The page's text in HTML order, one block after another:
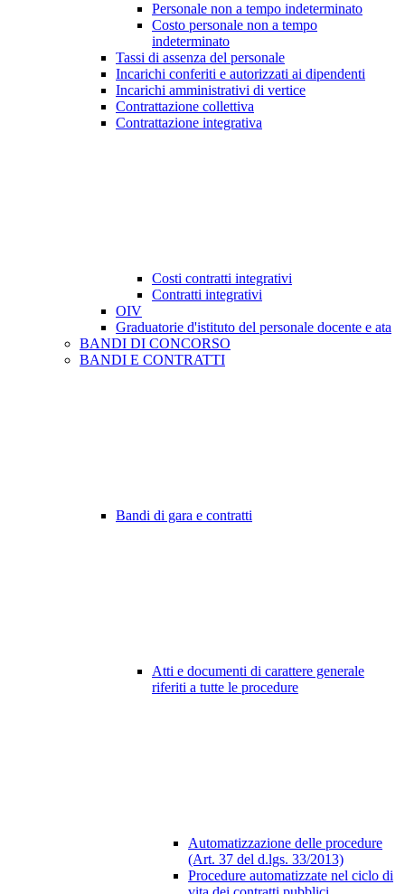
Personale non a tempo indeterminato
Costo personale non a tempo
indeterminato
Tassi di assenza del personale
Incarichi conferiti e autorizzati ai dipendenti
Incarichi amministrativi di vertice
Contrattazione collettiva
Contrattazione integrativa
Costi contratti integrativi
Contratti integrativi
OIV
Graduatorie d'istituto del personale docente e ata
BANDI DI CONCORSO
BANDI E CONTRATTI
Bandi di gara e contratti
Atti e documenti di carattere generale
riferiti a tutte le procedure
Automatizzazione delle procedure
(Art. 37 del d.lgs. 33/2013)
Procedure automatizzate nel ciclo di